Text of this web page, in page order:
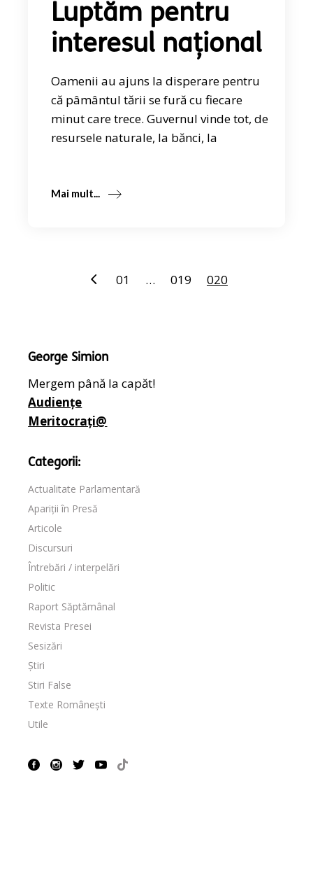
Luptăm pentru
interesul național
Oamenii au ajuns la disperare pentru
că pâmântul tării se fură cu fiecare
minut care trece. Guvernul vinde tot, de
resursele naturale, la bănci, la
Mai mult...
Paginație
01 … 019 020
George Simion
Mergem până la capăt!
Audiențe
Meritocrați@
Categorii:
Actualitate Parlamentară
Apariții în Presă
Articole
Discursuri
Întrebări / interpelări
Politic
Raport Săptămânal
Revista Presei
Sesizări
Știri
Stiri False
Texte Românești
Utile